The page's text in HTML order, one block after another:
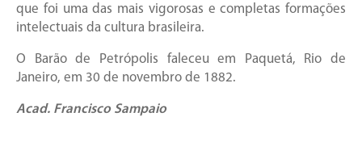
que foi uma das mais vigorosas e completas formações
intelectuais da cultura brasileira.
O Barão de Petrópolis faleceu em Paquetá, Rio de
Janeiro, em 30 de novembro de 1882.
Acad. Francisco Sampaio